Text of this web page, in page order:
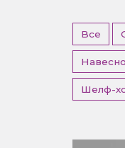
Все
Шелф-